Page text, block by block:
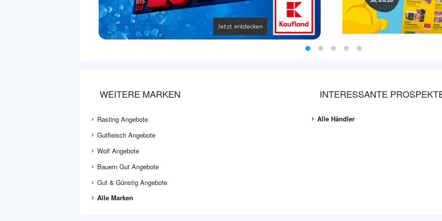
WEITERE MARKEN
Rasting Angebote
Gutfleisch Angebote
Wolf Angebote
Bauern Gut Angebote
Gut & Günstig Angebote
Alle Marken
INTERESSANTE
Alle Händler